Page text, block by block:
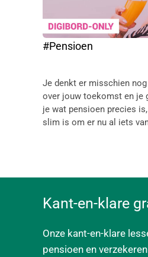
#Pensioen
Je denkt er misschien
over jouw toekomst en je
je wat pensioen precies
slim is om er nu al iets
Kant-en-klare
Onze kant-en-klare
pensioen en